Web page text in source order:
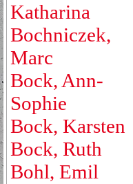
Katharina
Bochniczek,
Marc
Bock, Ann-
Sophie
Bock, Karsten
Bock, Ruth
Bohl, Emil